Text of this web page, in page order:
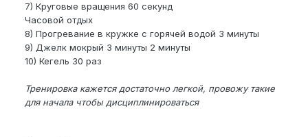
7) Круговые вращения 60 секунд
Часовой отдых
8) Прогревание в кружке с горячей водой 3 минуты
9) Джелк мокрый 3 минуты 2 минуты
10) Кегель 30 раз
Тренировка кажется достаточно легкой, провожу такие
для начала чтобы дисциплинироваться